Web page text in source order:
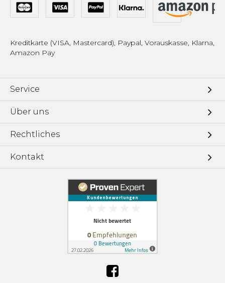
Kreditkarte (VISA, Mastercard), Paypal, Vorauskasse, Klarna,
Amazon Pay
Service
Über uns
Rechtliches
Kontakt